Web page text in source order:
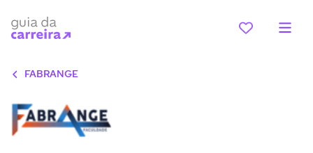
FABRANGE